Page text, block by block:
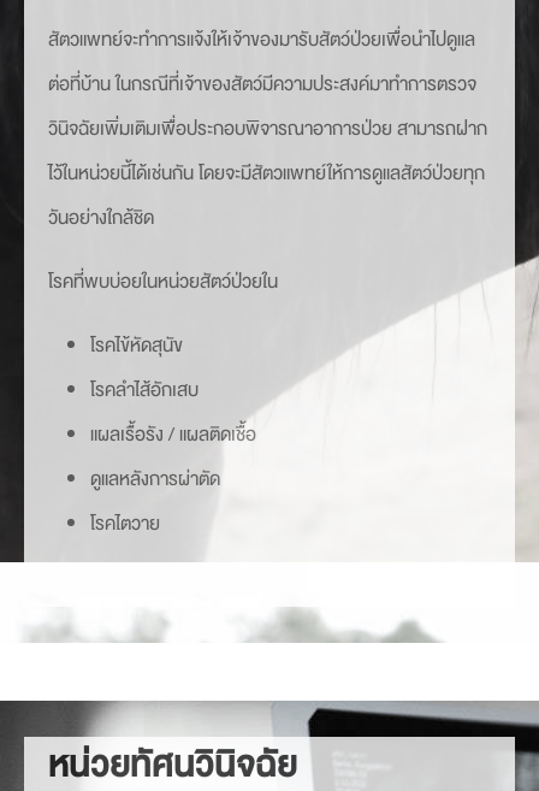
สัตวแพทย์จะทำการแจ้งให้เจ้าของมารับสัตว์ป่วยเพื่อนำไปดูแล
ต่อที่บ้าน ในกรณีที่เจ้าของสัตว์มีความประสงค์มาทำการตรวจ
วินิจฉัยเพิ่มเติมเพื่อประกอบพิจารณาอาการป่วย สามารถฝาก
ไว้ในหน่วยนี้ได้เช่นกัน โดยจะมีสัตวแพทย์ให้การดูแลสัตว์ป่วยทุก
วันอย่างใกล้ชิด
โรคที่พบบ่อยในหน่วยสัตว์ป่วยใน
โรคไข้หัดสุนัข
โรคลำไส้อักเสบ
แผลเรื้อรัง / แผลติดเชื้อ
ดูแลหลังการผ่าตัด
โรคไตวาย
หน่วยทัศนวินิจฉัย